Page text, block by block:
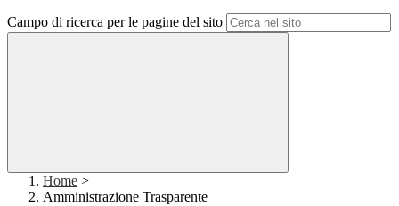
Campo di ricerca per le pagine del sito
Home >
Amministrazione Trasparente